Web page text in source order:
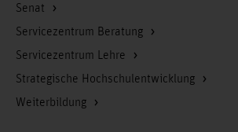
Senat
Servicezentrum Beratung
Servicezentrum Lehre
Strategische Hochschulentwicklung
Weiterbildung